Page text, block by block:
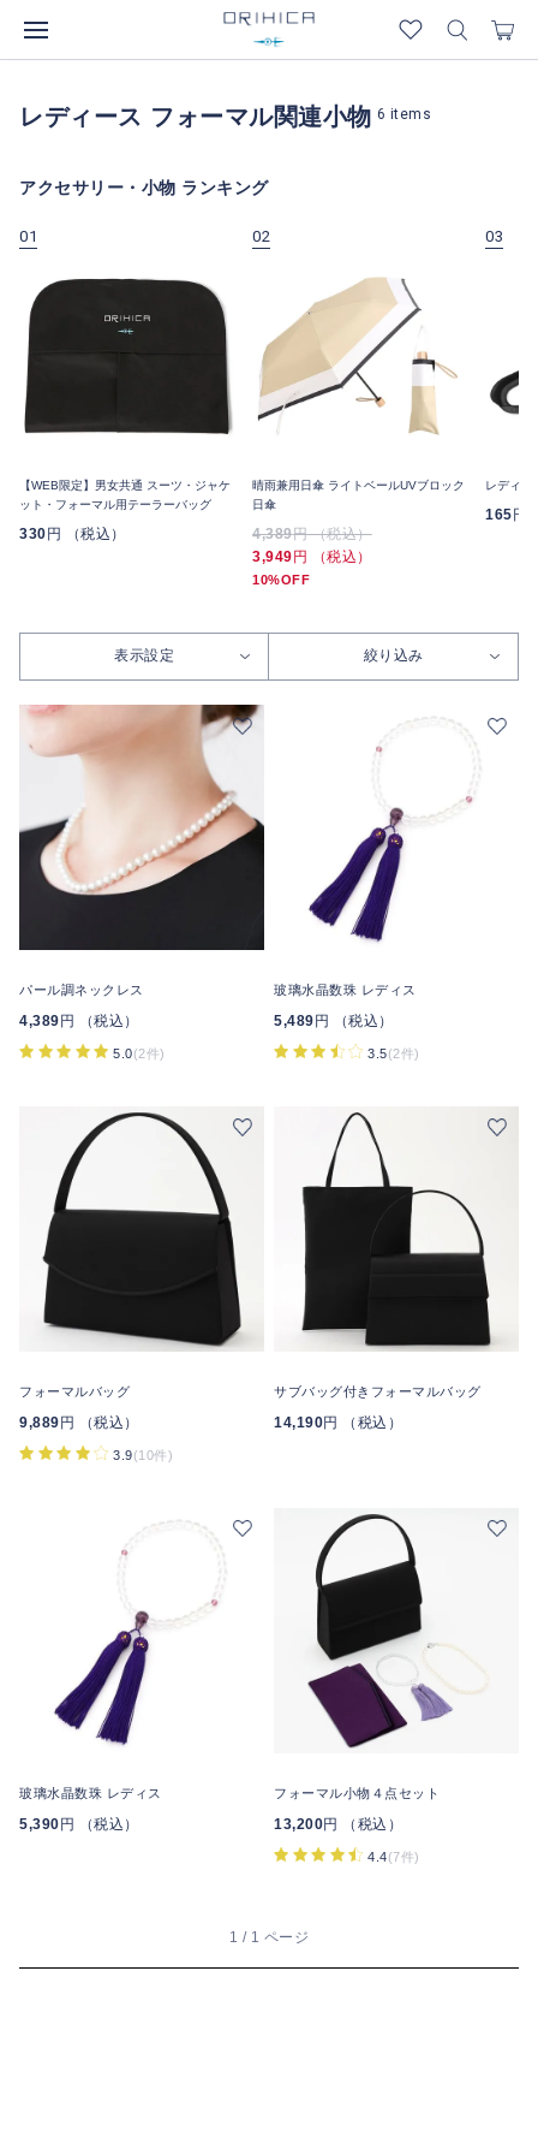
レディース フォーマル関連小物 6 items
アクセサリー・小物 ランキング
01
【WEB限定】男女共通 スーツ・ジャケ
ット・フォーマル用テーラーバッグ
330 円 （税込）
02
晴雨兼用日傘 ライトベールUVブロック
日傘
4,389円 （税込）
3,949 円 （税込）
10%OFF
03
レディス
165 円
表示設定 絞り込み
パール調ネックレス
4,389 円 （税込）
5.0(2件)
玻璃水晶数珠 レディス
5,489 円 （税込）
3.5(2件)
フォーマルバッグ
9,889円 （税込）
3.9(10件)
サブバッグ付きフォーマルバッグ
14,190円 （税込）
玻璃水晶数珠 レディス
5,390円 （税込）
フォーマル小物４点セット
13,200円 （税込）
4.4(7件)
1 / 1 ページ